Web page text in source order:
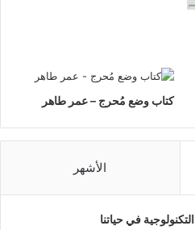
كتاب وضع مُحرج – عمر طاهر
الأشهر
في حياتنا